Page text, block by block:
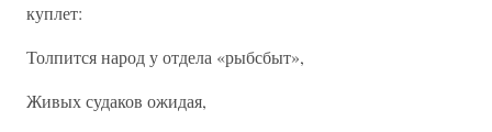
куплет:
Толпится народ у отдела «рыбсбыт»,
Живых судаков ожидая,